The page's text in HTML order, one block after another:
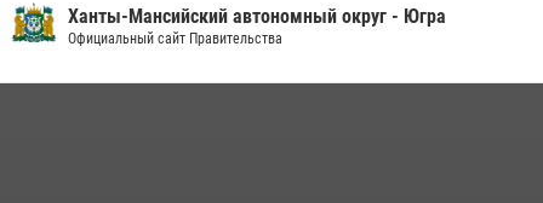
16 июля 2026, 04:54 4
Ханты-Мансийский автономный округ - Югра
Официальный сайт Правительства